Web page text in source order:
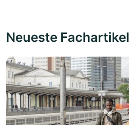
Neueste Fachartikel